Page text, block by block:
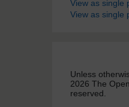
View as single
View as single
Unless
2026 The
reserved.